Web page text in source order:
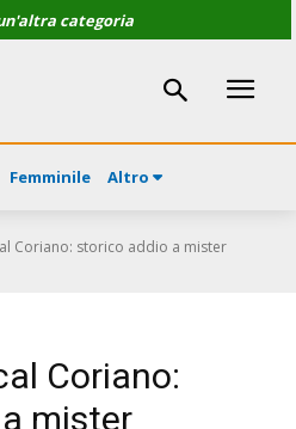
categoria
Femminile Altro
Coriano: storico addio a mister
Coriano:
mister